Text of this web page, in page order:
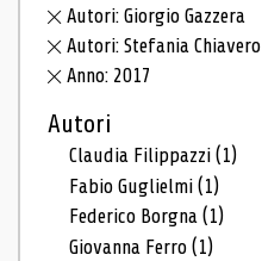
Autori: Giorgio Gazzera
Autori: Stefania Chiavero
Anno: 2017
Autori
Claudia Filippazzi(1)
Fabio Guglielmi(1)
Federico Borgna(1)
Giovanna Ferro(1)